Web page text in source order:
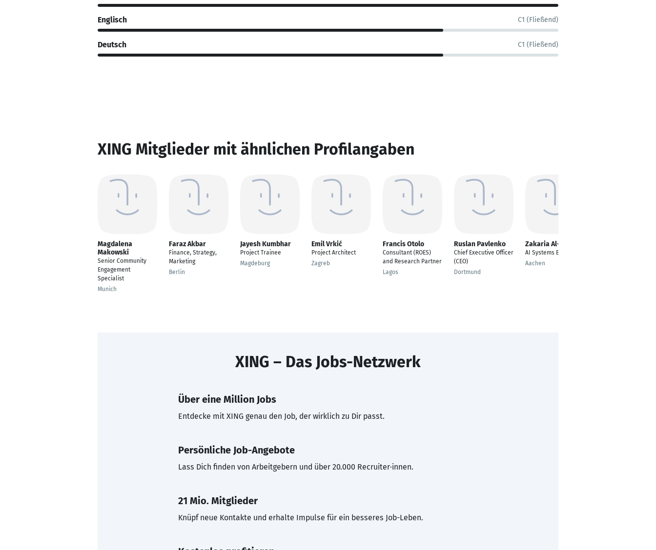
Englisch C1 (Fließend)
Deutsch C1 (Fließend)
XING Mitglieder mit ähnlichen Profilangaben
Magdalena
Makowski
Senior Community
Engagement
Specialist
Munich
Faraz Akbar
Finance, Strategy,
Marketing
Berlin
Jayesh Kumbhar
Project Trainee
Magdeburg
Emil Vrkić
Project Architect
Zagreb
Francis Otolo
Consultant (ROES)
and Research Partner
Lagos
Ruslan Pavlenko
Chief Executive Officer
(CEO)
Dortmund
Zakaria Al-Shami
AI Systems Engineer
Aachen
XING – Das Jobs-Netzwerk
Über eine Million Jobs
Entdecke mit XING genau den Job, der wirklich zu Dir passt.
Persönliche Job-Angebote
Lass Dich finden von Arbeitgebern und über 20.000 Recruiter·innen.
21 Mio. Mitglieder
Knüpf neue Kontakte und erhalte Impulse für ein besseres Job-Leben.